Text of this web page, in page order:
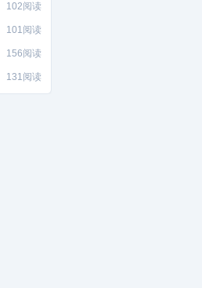
102阅读
101阅读
156阅读
131阅读